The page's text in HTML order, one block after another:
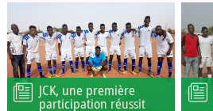
JCK, une première
participation réussit